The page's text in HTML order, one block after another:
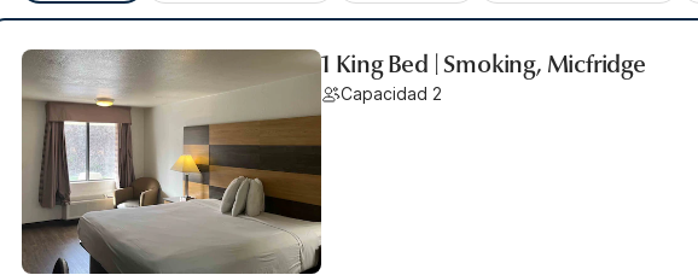
1 King Bed | Smoking, Micfridge
Capacidad 2